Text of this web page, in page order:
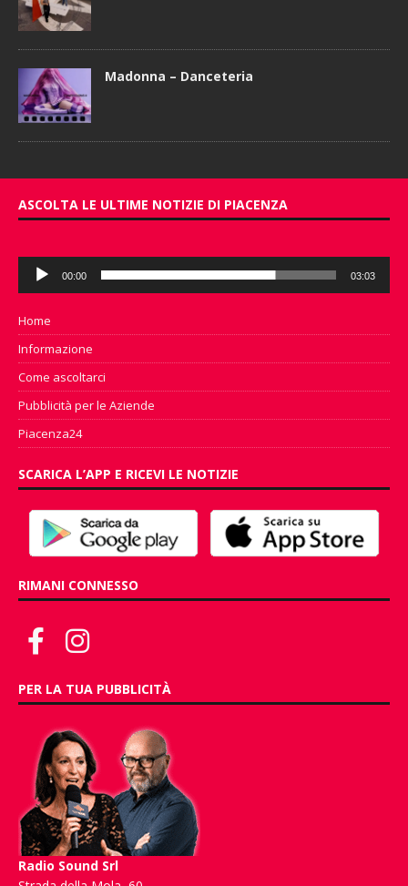
Madonna – Danceteria
ASCOLTA LE ULTIME NOTIZIE DI PIACENZA
Audio
Player
00:00 03:03
Home
Informazione
Come ascoltarci
Pubblicità per le Aziende
Piacenza24
SCARICA L’APP E RICEVI LE NOTIZIE
RIMANI CONNESSO
PER LA TUA PUBBLICITÀ
Radio Sound Srl